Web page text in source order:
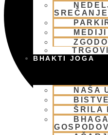
SREČANJE
MEDIJI
BHAKTI JOGA
NAŠA
ŠRILA